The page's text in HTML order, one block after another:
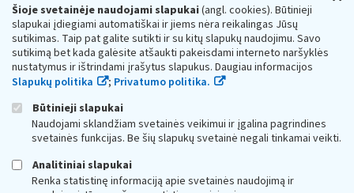
Šioje svetainėje naudojami slapukai(angl. cookies). Būtinieji
slapukai įdiegiami automatiškai ir jiems nėra reikalingas Jūsų
sutikimas. Taip pat galite sutikti ir su kitų slapukų naudojimu. Savo
sutikimą bet kada galėsite atšaukti pakeisdami interneto naršyklės
nustatymus ir ištrindami įrašytus slapukus. Daugiau informacijos
Slapukų politika
; Privatumo politika.
Būtinieji slapukai
Naudojami sklandžiam svetainės veikimui ir įgalina pagrindines
svetainės funkcijas. Be šių slapukų svetainė negali tinkamai veikti.
Analitiniai slapukai
Renka statistinę informaciją apie svetainės naudojimą ir
Respublikos finansų ministerijos
Biudžetinė įstaiga. Juridinio asmens kodas — 188659752,
adresas: Vasario 16-osios g. 14, 01107 Vilnius, Lietuva, el.paštas:
vmi@vmi.lt, E. pristatymo dėžutės adresas 188659752
Duomenys apie Valstybinę mokesčių inspekciją prie Lietuvos
Respublikos finansų ministerijos kaupiami ir saugomi Juridinių